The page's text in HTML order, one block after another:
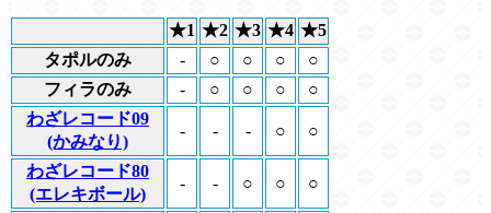
★1 ★2 ★3 ★4 ★5
タポルのみ
- ○ ○ ○
○
フィラのみ
- ○ ○ ○
○
わざレコード09
(かみなり)
- - - ○ ○
わざレコード80
(エレキボール)
- - ○ ○ ○